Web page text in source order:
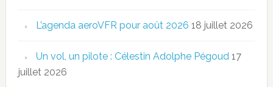
L’agenda aeroVFR pour août 2026 18 juillet 2026
Un vol, un pilote : Célestin Adolphe Pégoud 17
juillet 2026